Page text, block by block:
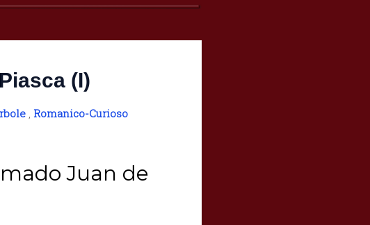
(I)
, Romanico-Curioso
Juan de